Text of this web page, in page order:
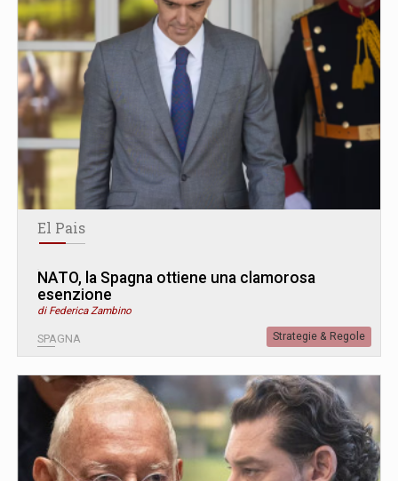
El Pais
NATO, la Spagna ottiene una clamorosa
esenzione
di Federica Zambino
SPAGNA Strategie & Regole